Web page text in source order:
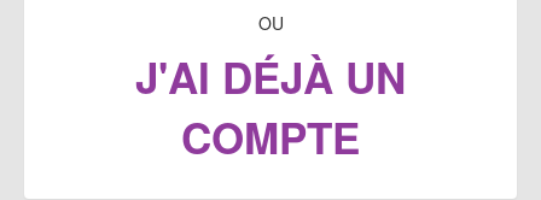
OU
J'AI DÉJÀ UN
COMPTE